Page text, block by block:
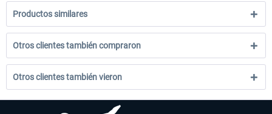
Productos similares
Otros clientes también compraron
Otros clientes también vieron